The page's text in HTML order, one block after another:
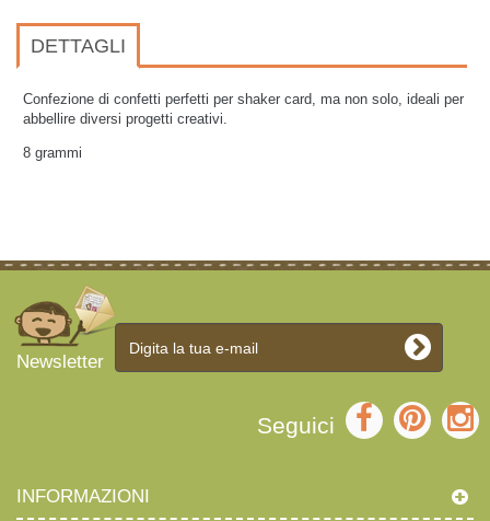
DETTAGLI
Confezione di confetti perfetti per shaker card, ma non solo, ideali per
abbellire diversi progetti creativi.
8 grammi
Newsletter
Seguici
INFORMAZIONI